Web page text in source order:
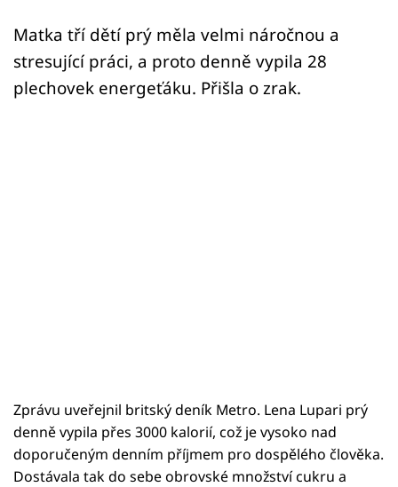
Sledujte nás
Matka tří dětí prý měla velmi náročnou a
stresující práci, a proto denně vypila 28
plechovek energeťáku. Přišla o zrak.
Zprávu uveřejnil britský deník Metro. Lena Lupari prý
denně vypila přes 3000 kalorií, což je vysoko nad
doporučeným denním příjmem pro dospělého člověka.
Dostávala tak do sebe obrovské množství cukru a